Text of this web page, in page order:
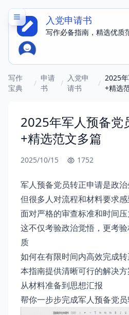
入党申请书
写作必备指南，精选优质
写作
宝典
/
申请
书
/
入党申
请书
/
2025
+精选
2025年军人预备党
+精选范文多篇
2025/10/15 1752
军人预备党员转正申请是政
但很多人对流程和材料要求
面对严格的审查标准和时间压
这不仅考验政治觉悟，更考
质
如何在有限时间内高效完成转
本指南提供清晰可行的解决方
从材料准备到思想汇报
帮你一步步完成军人预备党